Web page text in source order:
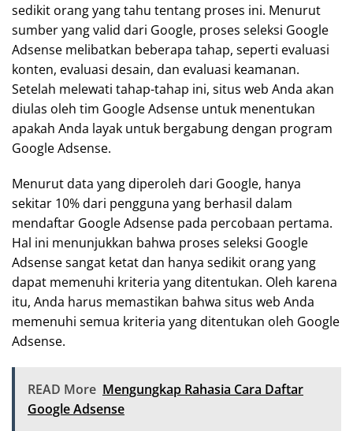
sedikit orang yang tahu tentang proses ini. Menurut
sumber yang valid dari Google, proses seleksi Google
Adsense melibatkan beberapa tahap, seperti evaluasi
konten, evaluasi desain, dan evaluasi keamanan.
Setelah melewati tahap-tahap ini, situs web Anda akan
diulas oleh tim Google Adsense untuk menentukan
apakah Anda layak untuk bergabung dengan program
Google Adsense.
Menurut data yang diperoleh dari Google, hanya
sekitar 10% dari pengguna yang berhasil dalam
mendaftar Google Adsense pada percobaan pertama.
Hal ini menunjukkan bahwa proses seleksi Google
Adsense sangat ketat dan hanya sedikit orang yang
dapat memenuhi kriteria yang ditentukan. Oleh karena
itu, Anda harus memastikan bahwa situs web Anda
memenuhi semua kriteria yang ditentukan oleh Google
Adsense.
READ More Mengungkap Rahasia Cara Daftar
Google Adsense